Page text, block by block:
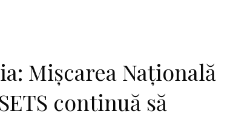
Mișcarea Națională
continuă să